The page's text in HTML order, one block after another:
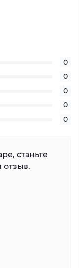
0
0
0
0
0
станьте
отзыв.